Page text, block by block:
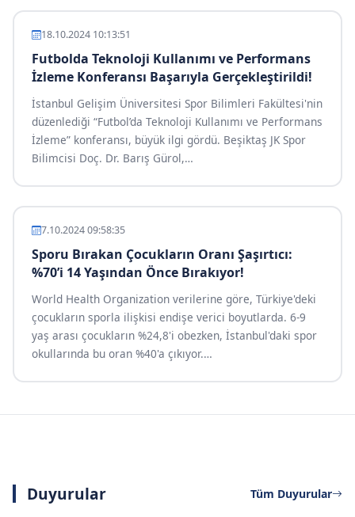
18.10.2024 10:13:51
Futbolda Teknoloji Kullanımı ve Performans
İzleme Konferansı Başarıyla Gerçekleştirildi!
İstanbul Gelişim Üniversitesi Spor Bilimleri Fakültesi'nin
düzenlediği “Futbol’da Teknoloji Kullanımı ve Performans
İzleme” konferansı, büyük ilgi gördü. Beşiktaş JK Spor
Bilimcisi Doç. Dr. Barış Gürol,…
7.10.2024 09:58:35
Sporu Bırakan Çocukların Oranı Şaşırtıcı:
%70’i 14 Yaşından Önce Bırakıyor!
World Health Organization verilerine göre, Türkiye'deki
çocukların sporla ilişkisi endişe verici boyutlarda. 6-9
yaş arası çocukların %24,8'i obezken, İstanbul'daki spor
okullarında bu oran %40'a çıkıyor.…
Duyurular Tüm Duyurular